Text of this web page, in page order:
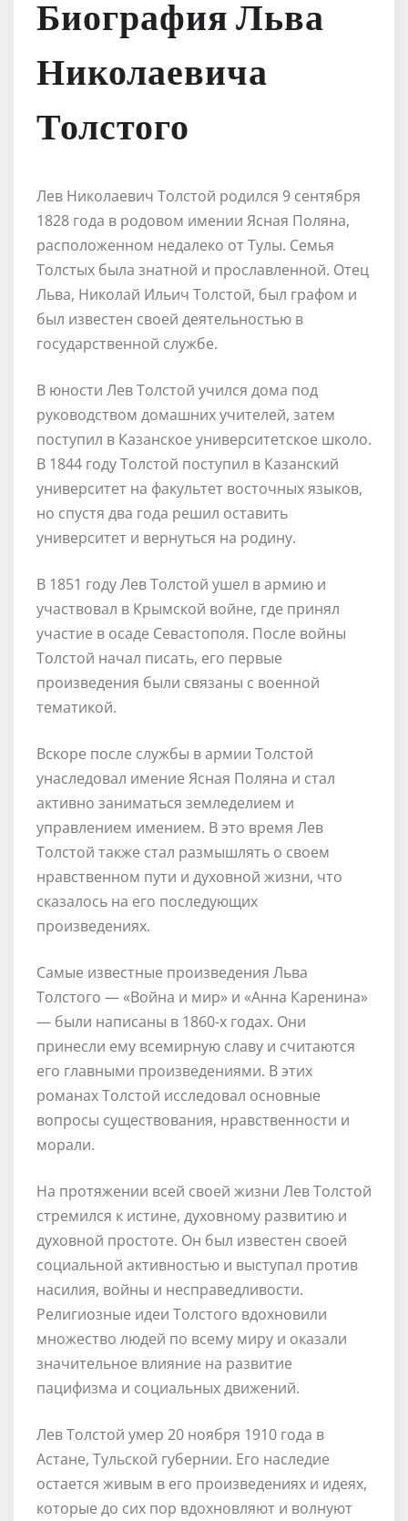
Биография Льва
Николаевича
Толстого
Лев Николаевич Толстой родился 9 сентября
1828 года в родовом имении Ясная Поляна,
расположенном недалеко от Тулы. Семья
Толстых была знатной и прославленной. Отец
Льва, Николай Ильич Толстой, был графом и
был известен своей деятельностью в
государственной службе.
В юности Лев Толстой учился дома под
руководством домашних учителей, затем
поступил в Казанское университетское школо.
В 1844 году Толстой поступил в Казанский
университет на факультет восточных языков,
но спустя два года решил оставить
университет и вернуться на родину.
В 1851 году Лев Толстой ушел в армию и
участвовал в Крымской войне, где принял
участие в осаде Севастополя. После войны
Толстой начал писать, его первые
произведения были связаны с военной
тематикой.
Вскоре после службы в армии Толстой
унаследовал имение Ясная Поляна и стал
активно заниматься земледелием и
управлением имением. В это время Лев
Толстой также стал размышлять о своем
нравственном пути и духовной жизни, что
сказалось на его последующих
произведениях.
Самые известные произведения Льва
Толстого — «Война и мир» и «Анна Каренина»
— были написаны в 1860-х годах. Они
принесли ему всемирную славу и считаются
его главными произведениями. В этих
романах Толстой исследовал основные
вопросы существования, нравственности и
морали.
На протяжении всей своей жизни Лев Толстой
стремился к истине, духовному развитию и
духовной простоте. Он был известен своей
социальной активностью и выступал против
насилия, войны и несправедливости.
Религиозные идеи Толстого вдохновили
множество людей по всему миру и оказали
значительное влияние на развитие
пацифизма и социальных движений.
Лев Толстой умер 20 ноября 1910 года в
Астане, Тульской губернии. Его наследие
остается живым в его произведениях и идеях,
которые до сих пор вдохновляют и волнуют